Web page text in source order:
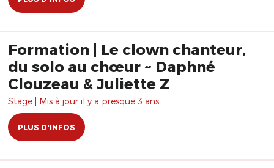
Formation | Le clown chanteur,
du solo au chœur ~ Daphné
Clouzeau & Juliette Z
Stage | Mis à jour il y a presque 3 ans.
PLUS D'INFOS